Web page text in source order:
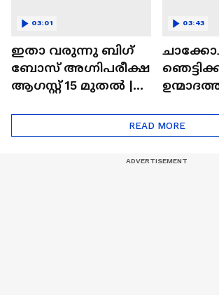
ഇതാ വരുന്നു ബിഗ്
ബോസ് അഗ്നിപരീക്ഷ
ആഗസ്റ്റ് 15 മുതൽ |
03:01
ന്ത്?|
Movie|
03:43
READ MORE